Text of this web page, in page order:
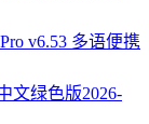
v6.53 多语便携
文绿色版2026-